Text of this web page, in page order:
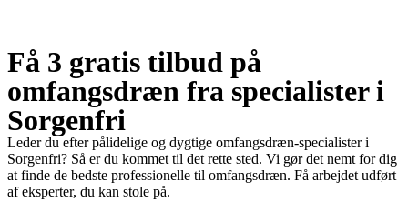
Få 3 gratis tilbud på
omfangsdræn fra specialister i
Sorgenfri
Leder du efter pålidelige og dygtige omfangsdræn-specialister i
Sorgenfri? Så er du kommet til det rette sted. Vi gør det nemt for dig
at finde de bedste professionelle til omfangsdræn. Få arbejdet udført
af eksperter, du kan stole på.